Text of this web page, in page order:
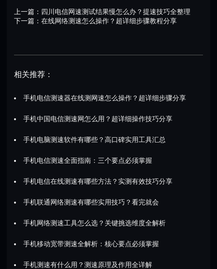
上一篇： 四川电信网速测试结果慢怎么办？提速技巧全整理
下一篇： 在线网络测速怎么操作？超详细步骤教程分享
相关推荐：
手机电信测速器在线测网速怎么操作？超详细步骤分享
手机中国电信测速网怎么用？超详细操作技巧分享
手机电脑测速软件有哪些？高口碑实用工具汇总
手机电信测速全面指南：三个要点必须掌握
手机电信在线测速有哪些方法？实测有效技巧分享
手机联通网络测速有哪些实用技巧？看完就会
手机网络测速工具怎么选？关键挑选维度全解析
手机移动宽带测速全解析：核心要点必须掌握
手机测速有什么用？测速原理及作用全详解